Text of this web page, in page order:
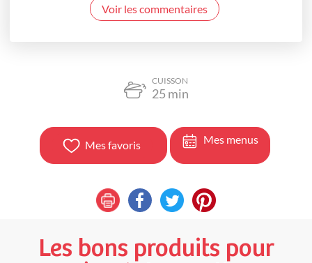
Voir les commentaires
CUISSON
25 min
Mes favoris Mes menus
Les bons produits pour